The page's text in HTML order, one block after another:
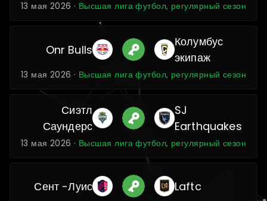
13 мая 2026 · Высшая лига футбол, регулярный сезон
Onr Bulls
Колумбус
экипаж
13 мая 2026 · Высшая лига футбол, регулярный сезон
Сиэтл
Саундерс
SJ
Earthquakes
13 мая 2026 · Высшая лига футбол, регулярный сезон
Сент -Луис Laftc